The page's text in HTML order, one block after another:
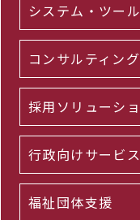
システム・ツール
コンサルティング
採用ソリューシ
行政向けサービス
福祉団体支援